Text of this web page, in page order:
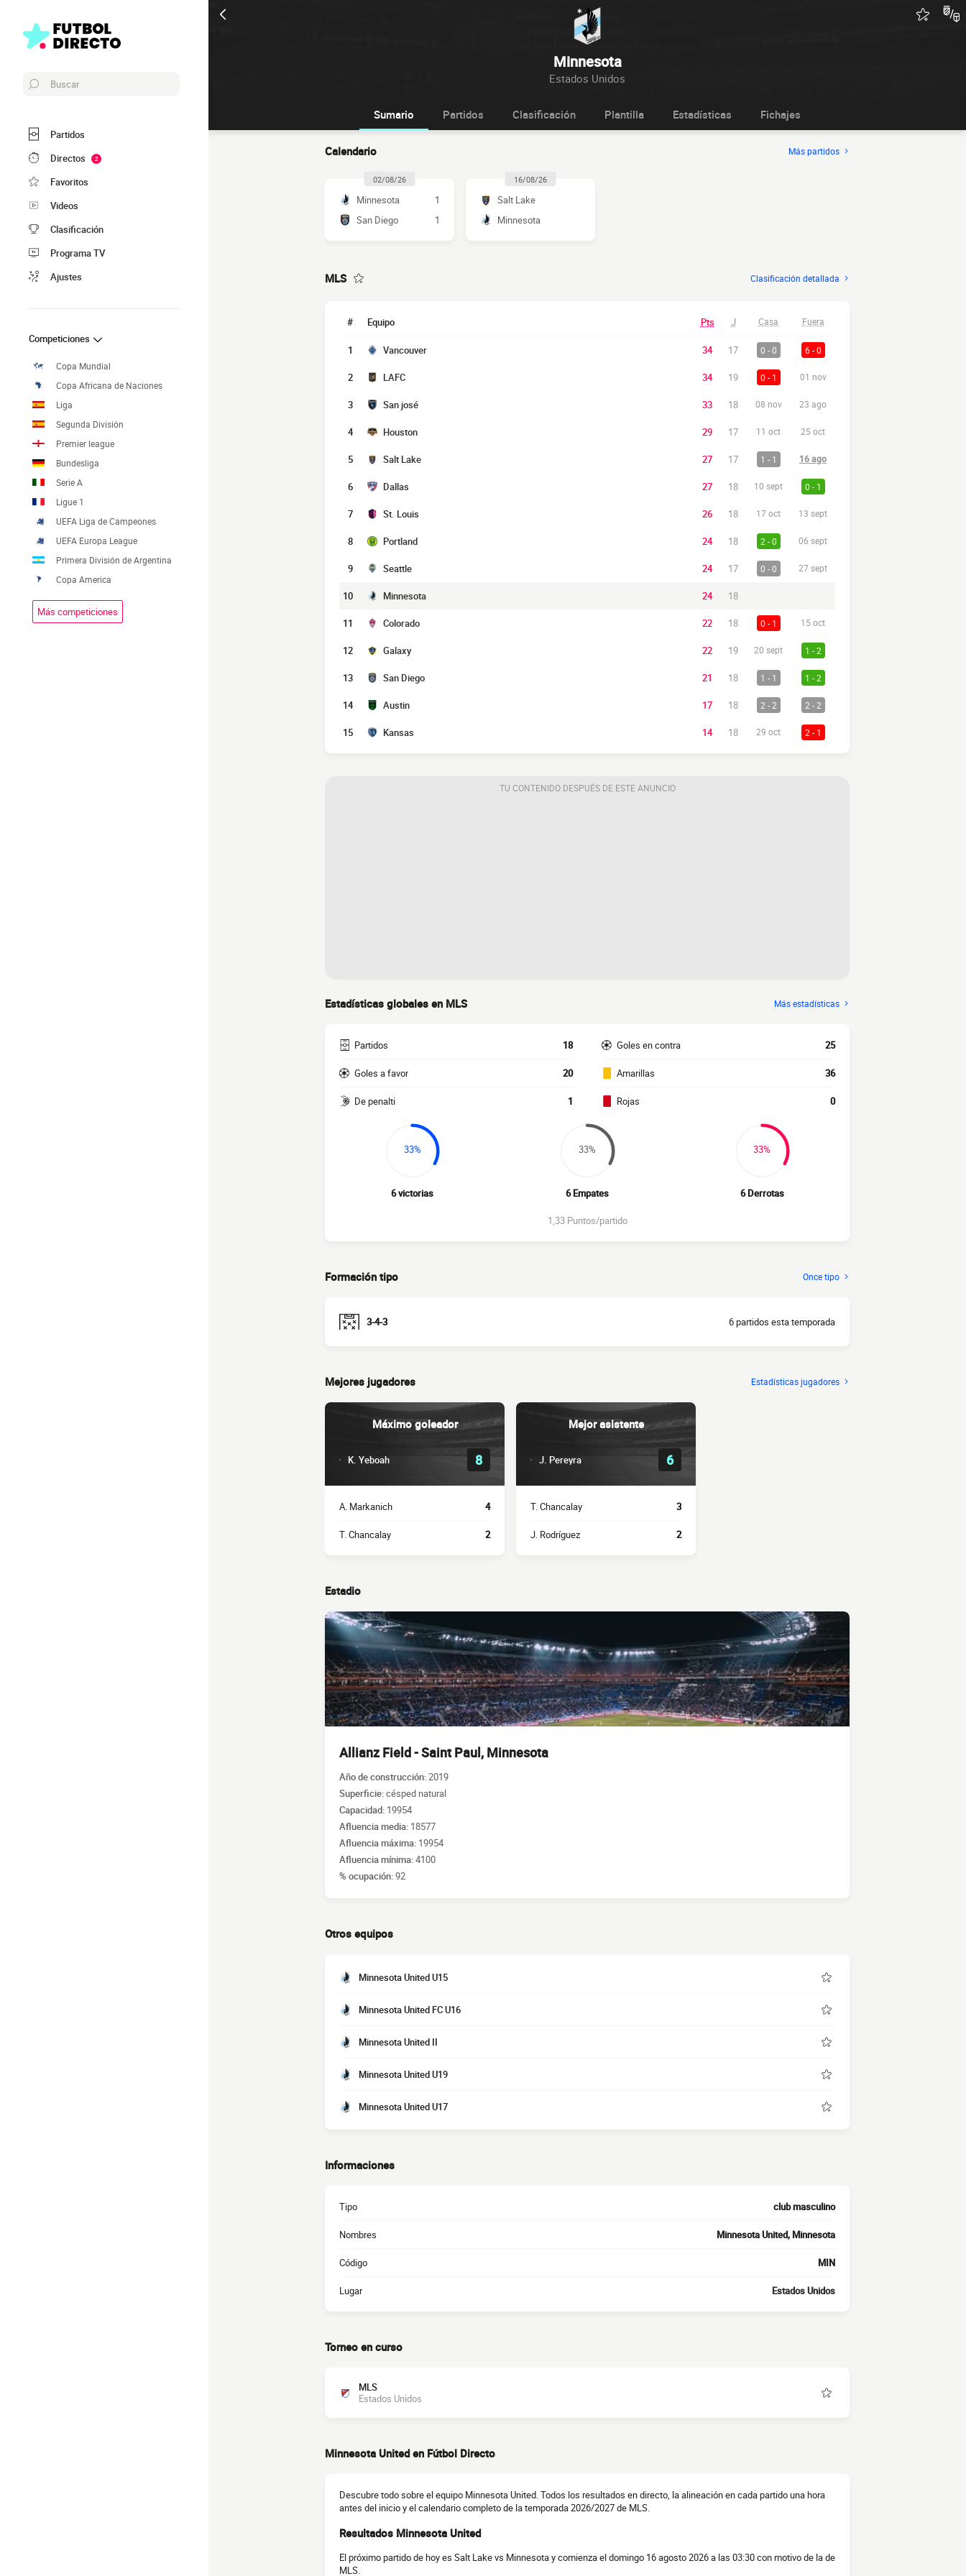
Minnesota
Estados Unidos
Buscar
Partidos
Directos
2
Favoritos
Videos
Clasificación
Programa TV
Ajustes
Competiciones
Copa Mundial
Copa Africana de Naciones
Liga
Segunda División
Premier league
Bundesliga
Serie A
Ligue 1
UEFA Liga de Campeones
UEFA Europa League
Primera División de Argentina
Copa America
Más competiciones
Sumario Partidos Clasificación Plantilla Estadísticas Fichajes
Calendario Más partidos
02/08/26
Minnesota
1
San Diego
1
16/08/26
Salt Lake
Minnesota
MLS Clasificación detallada
# Equipo Pts J Casa Fuera
1 Vancouver 34 17 0 - 0 6 - 0
2 LAFC 34 19 0 - 1 01 nov
3 San josé 33 18 08 nov 23 ago
4 Houston 29 17 11 oct 25 oct
5 Salt Lake 27 17 1 - 1 16 ago
6 Dallas 27 18 10 sept 0 - 1
7 St. Louis 26 18 17 oct 13 sept
8 Portland 24 18 2 - 0 06 sept
9 Seattle 24 17 0 - 0 27 sept
10 Minnesota 24 18
11 Colorado 22 18 0 - 1 15 oct
12 Galaxy 22 19 20 sept 1 - 2
13 San Diego 21 18 1 - 1 1 - 2
14 Austin 17 18 2 - 2 2 - 2
15 Kansas 14 18 29 oct 2 - 1
TU CONTENIDO DESPUÉS DE ESTE ANUNCIO
Estadísticas globales en MLS Más estadísticas
Partidos 18
Goles a favor 20
De penalti 1
Goles en contra 25
Amarillas 36
Rojas 0
33%
6 victorias
33%
6 Empates
33%
6 Derrotas
1,33 Puntos/partido
Formación tipo Once tipo
3-4-3 6 partidos esta temporada
Mejores jugadores Estadísticas jugadores
Máximo goleador
K. Yeboah 8
A. Markanich 4
T. Chancalay 2
Mejor asistente
J. Pereyra 6
T. Chancalay 3
J. Rodríguez 2
Estadio
Allianz Field - Saint Paul, Minnesota
Año de construcción:2019
Superficie:césped natural
Capacidad: 19954
Afluencia media: 18577
Afluencia máxima: 19954
Afluencia mínima:4100
% ocupación:92
Otros equipos
Minnesota United U15
Minnesota United FC U16
Minnesota United II
Minnesota United U19
Minnesota United U17
Informaciones
Tipo club masculino
Nombres Minnesota United, Minnesota
Código MIN
Lugar Estados Unidos
Torneo en curso
MLS
Estados Unidos
Minnesota United en Fútbol Directo
Descubre todo sobre el equipo Minnesota United. Todos los resultados en directo, la alineación en cada partido una hora
antes del inicio y el calendario completo de la temporada 2026/2027 de MLS.
Resultados Minnesota United
El próximo partido de hoy es Salt Lake vs Minnesota y comienza el domingo 16 agosto 2026 a las 03:30 con motivo de la de
MLS.